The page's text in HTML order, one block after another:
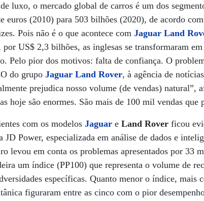
luxo, o mercado global de carros é um dos
euros (2010) para 503 bilhões (2020), de acordo
Pois não é o que acontece comJaguar Land
US$ 2,3 bilhões, as inglesas se transformaram
Pelo pior dos motivos: falta de confiança. O
do grupoJaguar Land Rover, à agência de
prejudica nosso volume (de vendas) natural”,
hoje são enormes. São mais de 100 mil vendas que
com os modelosJaguareLand Roverficou
JD Power, especializada em análise de dados e
levou em conta os problemas apresentados por 33
um índice (PP100) que representa o volume de
específicas. Quanto menor o índice, mais
figuraram entre as cinco com o pior